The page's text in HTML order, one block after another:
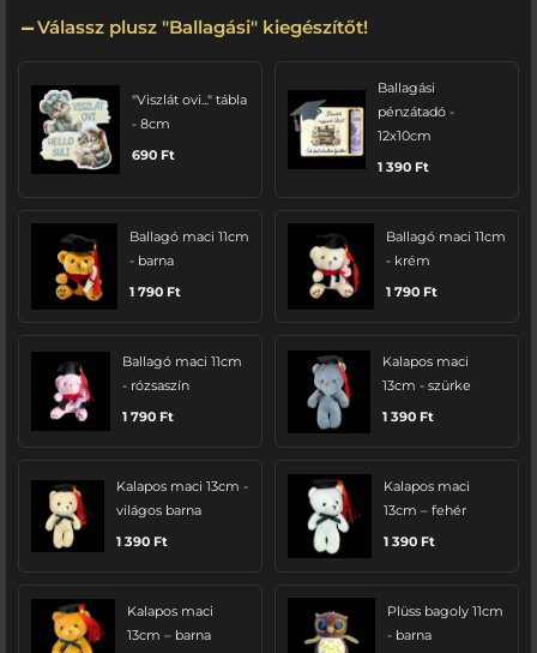
Válassz plusz "Ballagási" kiegészítőt!
"Viszlát ovi..." tábla
- 8cm
690 Ft
Ballagási
pénzátadó -
12x10cm
1 390 Ft
Ballagó maci 11cm
- barna
1 790 Ft
Ballagó maci 11cm
- krém
1 790 Ft
Ballagó maci 11cm
- rózsaszín
1 790 Ft
Kalapos maci
13cm - szürke
1 390 Ft
Kalapos maci 13cm -
világos barna
1 390 Ft
Kalapos maci
13cm – fehér
1 390 Ft
Kalapos maci
13cm – barna
Plüss bagoly 11cm
- barna